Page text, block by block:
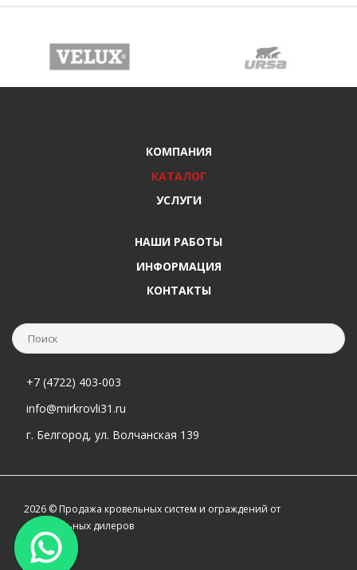
КОМПАНИЯ
КАТАЛОГ
УСЛУГИ
НАШИ РАБОТЫ
ИНФОРМАЦИЯ
КОНТАКТЫ
+7 (4722) 403-003
info@mirkrovli31.ru
г. Белгород, ул. Волчанская 139
2026 © Продажа кровельных систем и ограждений от
официальных дилеров